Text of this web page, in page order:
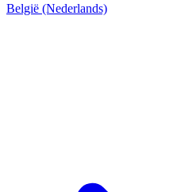
België (Nederlands)